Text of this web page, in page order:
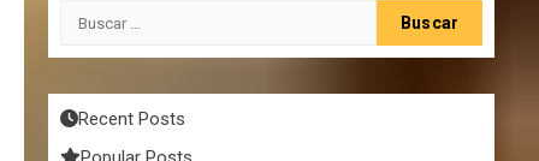
Buscar:
Recent Posts